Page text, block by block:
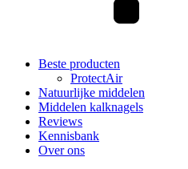
Beste producten
ProtectAir
Natuurlijke middelen
Middelen kalknagels
Reviews
Kennisbank
Over ons